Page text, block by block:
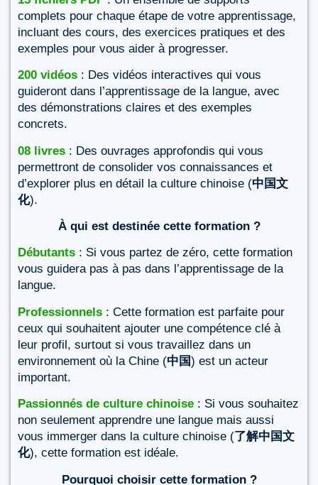
complets pour chaque étape de votre apprentissage,
incluant des cours, des exercices pratiques et des
exemples pour vous aider à progresser.
200 vidéos : Des vidéos interactives qui vous
guideront dans l’apprentissage de la langue, avec
des démonstrations claires et des exemples
concrets.
08 livres : Des ouvrages approfondis qui vous
permettront de consolider vos connaissances et
d’explorer plus en détail la culture chinoise (中国文
化).
À qui est destinée cette formation ?
Débutants : Si vous partez de zéro, cette formation
vous guidera pas à pas dans l’apprentissage de la
langue.
Professionnels : Cette formation est parfaite pour
ceux qui souhaitent ajouter une compétence clé à
leur profil, surtout si vous travaillez dans un
environnement où la Chine (中国) est un acteur
important.
Passionnés de culture chinoise : Si vous souhaitez
non seulement apprendre une langue mais aussi
vous immerger dans la culture chinoise (了解中国文
化), cette formation est idéale.
Pourquoi choisir cette formation ?